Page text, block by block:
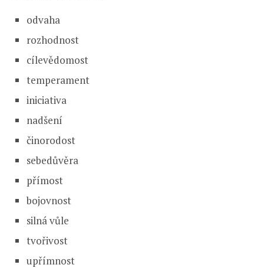
odvaha
rozhodnost
cílevědomost
temperament
iniciativa
nadšení
činorodost
sebedůvěra
přímost
bojovnost
silná vůle
tvořivost
upřímnost